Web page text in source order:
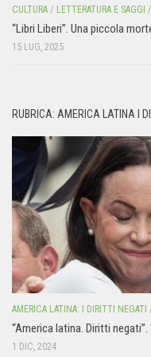
CULTURA / LETTERATURA E SAGGI /
“Libri Liberi”. Una piccola
15 LUG, 2025
RUBRICA: AMERICA LATINA I
AMERICA LATINA: I DIRITTI NEGATI
“America latina. Diritti
1 DIC, 2024